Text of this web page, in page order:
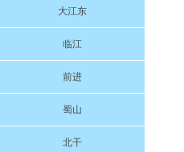
大江东
临江
前进
蜀山
北干